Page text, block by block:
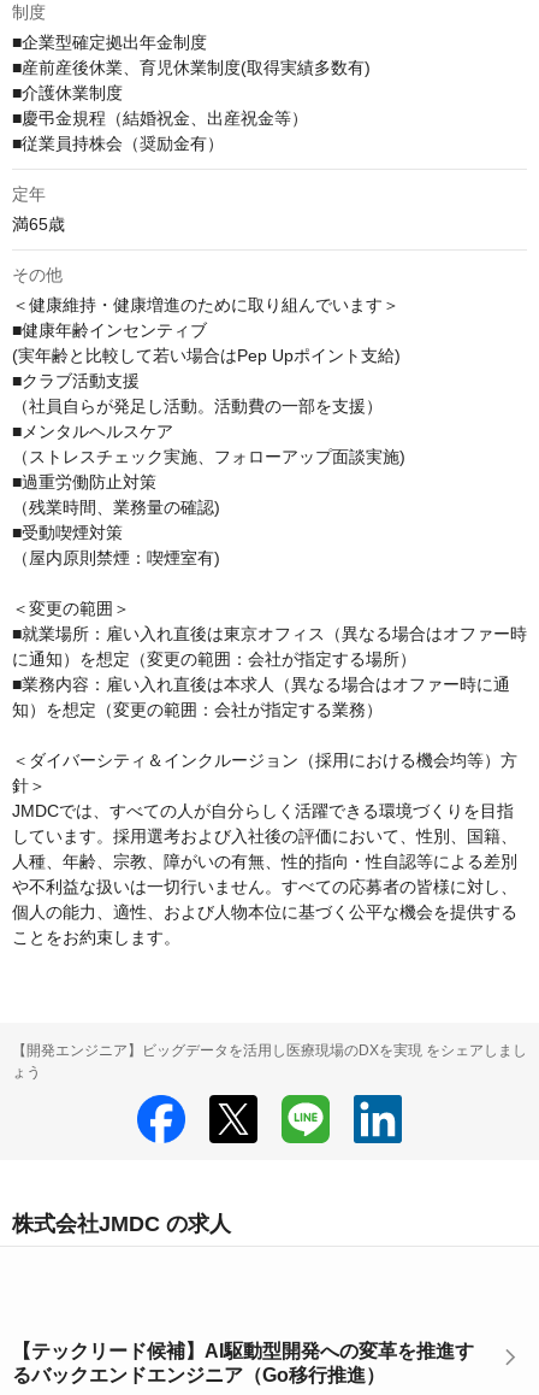
制度
■企業型確定拠出年金制度
■産前産後休業、育児休業制度(取得実績多数有)
■介護休業制度
■慶弔金規程（結婚祝金、出産祝金等）
■従業員持株会（奨励金有）
定年
満65歳
その他
＜健康維持・健康増進のために取り組んでいます＞
■健康年齢インセンティブ
(実年齢と比較して若い場合はPep Upポイント支給)
■クラブ活動支援
（社員自らが発足し活動。活動費の一部を支援）
■メンタルヘルスケア
（ストレスチェック実施、フォローアップ面談実施)
■過重労働防止対策
（残業時間、業務量の確認)
■受動喫煙対策
（屋内原則禁煙：喫煙室有)
＜変更の範囲＞
■就業場所：雇い入れ直後は東京オフィス（異なる場合はオファー時
に通知）を想定（変更の範囲：会社が指定する場所）
■業務内容：雇い入れ直後は本求人（異なる場合はオファー時に通
知）を想定（変更の範囲：会社が指定する業務）
＜ダイバーシティ＆インクルージョン（採用における機会均等）方
針＞
JMDCでは、すべての人が自分らしく活躍できる環境づくりを目指
しています。採用選考および入社後の評価において、性別、国籍、
人種、年齢、宗教、障がいの有無、性的指向・性自認等による差別
や不利益な扱いは一切行いません。すべての応募者の皆様に対し、
個人の能力、適性、および人物本位に基づく公平な機会を提供する
ことをお約束します。
【開発エンジニア】ビッグデータを活用し医療現場のDXを実現 をシェアしまし
ょう
株式会社JMDC の求人
【テックリード候補】AI駆動型開発への変革を推進す
るバックエンドエンジニア（Go移行推進）